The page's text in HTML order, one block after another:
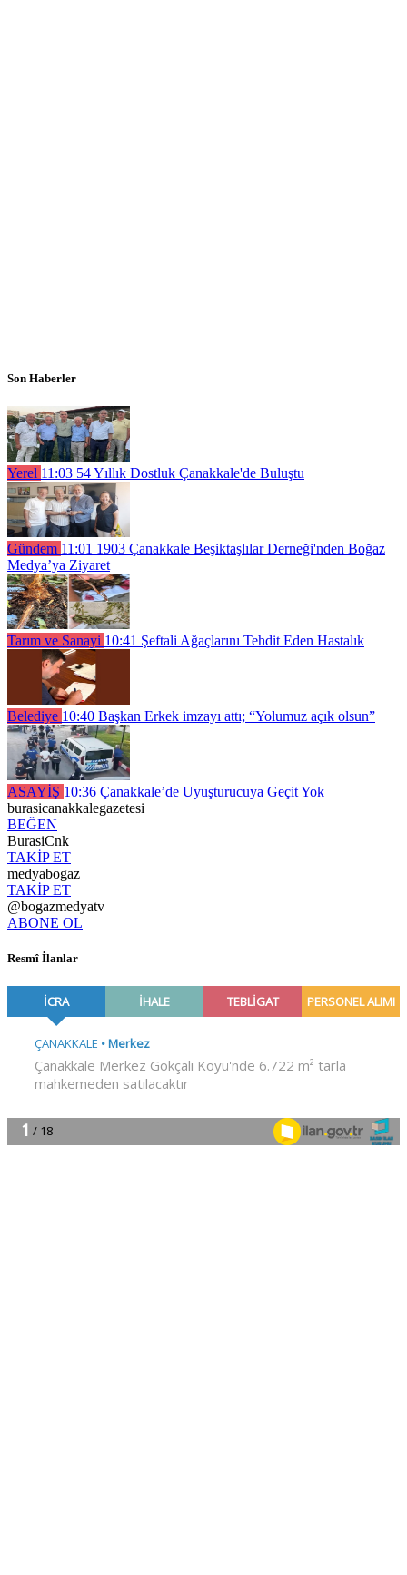
Son Haberler
Yerel 11:03 54 Yıllık Dostluk Çanakkale'de Buluştu
Gündem 11:01 1903 Çanakkale Beşiktaşlılar Derneği'nden Boğaz
Medya’ya Ziyaret
Tarım ve Sanayi 10:41 Şeftali Ağaçlarını Tehdit Eden Hastalık
Belediye 10:40 Başkan Erkek imzayı attı; “Yolumuz açık olsun”
ASAYİŞ 10:36 Çanakkale’de Uyuşturucuya Geçit Yok
burasicanakkalegazetesi
BEĞEN
BurasiCnk
TAKİP ET
medyabogaz
TAKİP ET
@bogazmedyatv
ABONE OL
Resmî İlanlar